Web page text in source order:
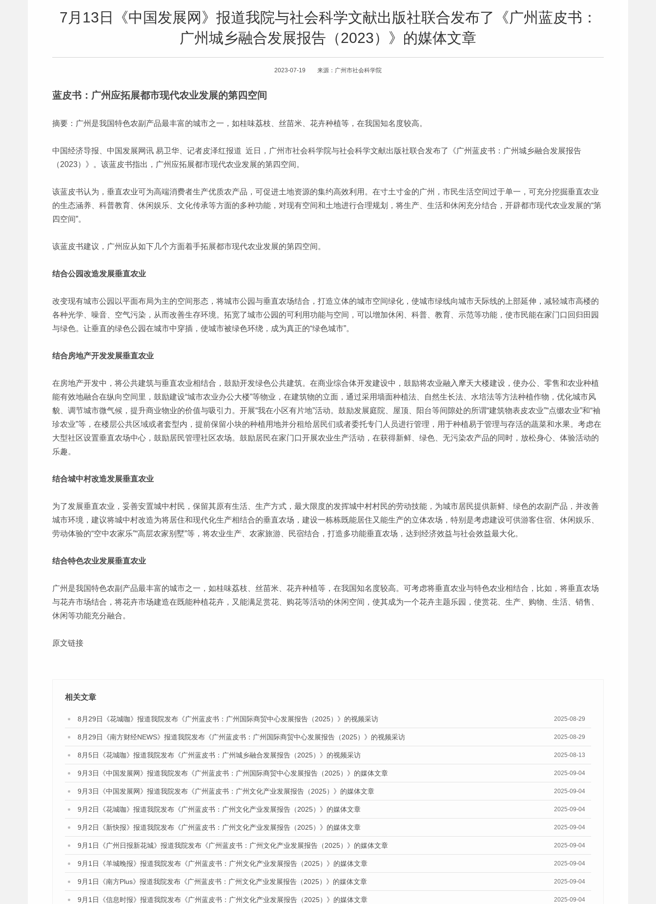
7月13日《中国发展网》报道我院与社会科学文献出版社联合发布了《广州蓝皮书：
广州城乡融合发展报告（2023）》的媒体文章
2023-07-19 来源：广州市社会科学院
蓝皮书：广州应拓展都市现代农业发展的第四空间
摘要：广州是我国特色农副产品最丰富的城市之一，如桂味荔枝、丝苗米、花卉种植等，在我国知名度较高。
中国经济导报、中国发展网讯 易卫华、记者皮泽红报道 近日，广州市社会科学院与社会科学文献出版社联合发布了《广州蓝皮书：广州城乡融合发展报告
（2023）》。该蓝皮书指出，广州应拓展都市现代农业发展的第四空间。
该蓝皮书认为，垂直农业可为高端消费者生产优质农产品，可促进土地资源的集约高效利用。在寸土寸金的广州，市民生活空间过于单一，可充分挖掘垂直农业
的生态涵养、科普教育、休闲娱乐、文化传承等方面的多种功能，对现有空间和土地进行合理规划，将生产、生活和休闲充分结合，开辟都市现代农业发展的“第
四空间”。
该蓝皮书建议，广州应从如下几个方面着手拓展都市现代农业发展的第四空间。
结合公园改造发展垂直农业
改变现有城市公园以平面布局为主的空间形态，将城市公园与垂直农场结合，打造立体的城市空间绿化，使城市绿线向城市天际线的上部延伸，减轻城市高楼的
各种光学、噪音、空气污染，从而改善生存环境。拓宽了城市公园的可利用功能与空间，可以增加休闲、科普、教育、示范等功能，使市民能在家门口回归田园
与绿色。让垂直的绿色公园在城市中穿插，使城市被绿色环绕，成为真正的“绿色城市”。
结合房地产开发发展垂直农业
在房地产开发中，将公共建筑与垂直农业相结合，鼓励开发绿色公共建筑。在商业综合体开发建设中，鼓励将农业融入摩天大楼建设，使办公、零售和农业种植
能有效地融合在纵向空间里，鼓励建设“城市农业办公大楼”等物业，在建筑物的立面，通过采用墙面种植法、自然生长法、水培法等方法种植作物，优化城市风
貌、调节城市微气候，提升商业物业的价值与吸引力。开展“我在小区有片地”活动。鼓励发展庭院、屋顶、阳台等间隙处的所谓“建筑物表皮农业”“点缀农业”和“袖
珍农业”等，在楼层公共区域或者套型内，提前保留小块的种植用地并分租给居民们或者委托专门人员进行管理，用于种植易于管理与存活的蔬菜和水果。考虑在
大型社区设置垂直农场中心，鼓励居民管理社区农场。鼓励居民在家门口开展农业生产活动，在获得新鲜、绿色、无污染农产品的同时，放松身心、体验活动的
乐趣。
结合城中村改造发展垂直农业
为了发展垂直农业，妥善安置城中村民，保留其原有生活、生产方式，最大限度的发挥城中村村民的劳动技能，为城市居民提供新鲜、绿色的农副产品，并改善
城市环境，建议将城中村改造为将居住和现代化生产相结合的垂直农场，建设一栋栋既能居住又能生产的立体农场，特别是考虑建设可供游客住宿、休闲娱乐、
劳动体验的“空中农家乐”“高层农家别墅”等，将农业生产、农家旅游、民宿结合，打造多功能垂直农场，达到经济效益与社会效益最大化。
结合特色农业发展垂直农业
广州是我国特色农副产品最丰富的城市之一，如桂味荔枝、丝苗米、花卉种植等，在我国知名度较高。可考虑将垂直农业与特色农业相结合，比如，将垂直农场
与花卉市场结合，将花卉市场建造在既能种植花卉，又能满足赏花、购花等活动的休闲空间，使其成为一个花卉主题乐园，使赏花、生产、购物、生活、销售、
休闲等功能充分融合。
原文链接
相关文章
8月29日《花城咖》报道我院发布《广州蓝皮书：广州国际商贸中心发展报告（2025）》的视频采访 2025-08-29
8月29日《南方财经NEWS》报道我院发布《广州蓝皮书：广州国际商贸中心发展报告（2025）》的视频采访 2025-08-29
8月5日《花城咖》报道我院发布《广州蓝皮书：广州城乡融合发展报告（2025）》的视频采访 2025-08-13
9月3日《中国发展网》报道我院发布《广州蓝皮书：广州国际商贸中心发展报告（2025）》的媒体文章 2025-09-04
9月3日《中国发展网》报道我院发布《广州蓝皮书：广州文化产业发展报告（2025）》的媒体文章 2025-09-04
9月2日《花城咖》报道我院发布《广州蓝皮书：广州文化产业发展报告（2025）》的媒体文章 2025-09-04
9月2日《新快报》报道我院发布《广州蓝皮书：广州文化产业发展报告（2025）》的媒体文章 2025-09-04
9月1日《广州日报新花城》报道我院发布《广州蓝皮书：广州文化产业发展报告（2025）》的媒体文章 2025-09-04
9月1日《羊城晚报》报道我院发布《广州蓝皮书：广州文化产业发展报告（2025）》的媒体文章 2025-09-04
9月1日《南方Plus》报道我院发布《广州蓝皮书：广州文化产业发展报告（2025）》的媒体文章 2025-09-04
9月1日《信息时报》报道我院发布《广州蓝皮书：广州文化产业发展报告（2025）》的媒体文章 2025-09-04